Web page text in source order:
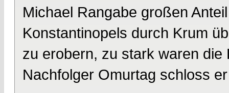
Michael Rangabe großen
Konstantinopels durch Krum
zu erobern, zu stark waren
Nachfolger Omurtag schloss